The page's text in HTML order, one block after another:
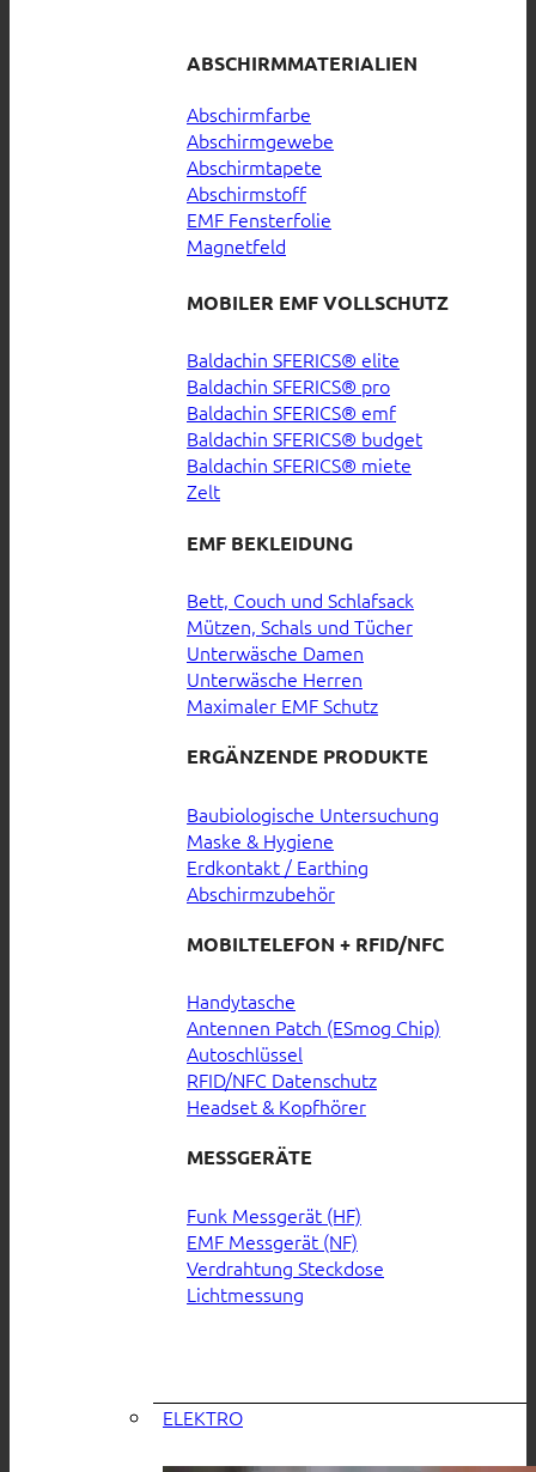
ABSCHIRMMATERIALIEN
Abschirmfarbe
Abschirmgewebe
Abschirmtapete
Abschirmstoff
EMF Fensterfolie
Magnetfeld
MOBILER EMF VOLLSCHUTZ
Baldachin SFERICS® elite
Baldachin SFERICS® pro
Baldachin SFERICS® emf
Baldachin SFERICS® budget
Baldachin SFERICS® miete
Zelt
EMF BEKLEIDUNG
Bett, Couch und Schlafsack
Mützen, Schals und Tücher
Unterwäsche Damen
Unterwäsche Herren
Maximaler EMF Schutz
ERGÄNZENDE PRODUKTE
Baubiologische Untersuchung
Maske & Hygiene
Erdkontakt / Earthing
Abschirmzubehör
MOBILTELEFON + RFID/NFC
Handytasche
Antennen Patch (ESmog Chip)
Autoschlüssel
RFID/NFC Datenschutz
Headset & Kopfhörer
MESSGERÄTE
Funk Messgerät (HF)
EMF Messgerät (NF)
Verdrahtung Steckdose
Lichtmessung
ELEKTRO